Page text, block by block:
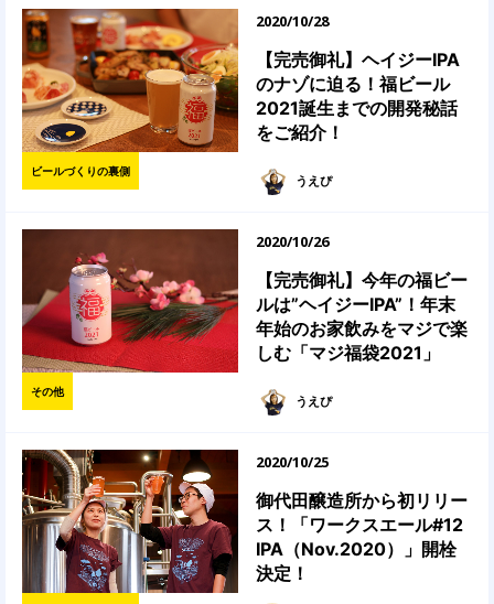
ビールづくりの裏側
2020/10/28
【完売御礼】ヘイジーIPA
のナゾに迫る！福ビール
2021誕生までの開発秘話
をご紹介！
うえぴ
その他
2020/10/26
【完売御礼】今年の福ビー
ルは”ヘイジーIPA”！年末
年始のお家飲みをマジで楽
しむ「マジ福袋2021」
うえぴ
2020/10/25
御代田醸造所から初リリー
ス！「ワークスエール#12
IPA（Nov.2020）」開栓
決定！